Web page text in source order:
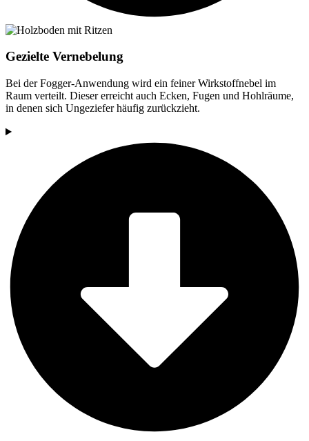
Gezielte Vernebelung
Bei der Fogger-Anwendung wird ein feiner Wirkstoffnebel im
Raum verteilt. Dieser erreicht auch Ecken, Fugen und Hohlräume,
in denen sich Ungeziefer häufig zurückzieht.